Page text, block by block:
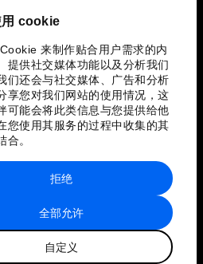
用 cookie
来制作贴合用户需求的内
提供社交媒体功能以及分析我们
们还会与社交媒体、广告和分析
享您对我们网站的使用情况，这
可能会将此类信息与您提供给他
您使用其服务的过程中收集的其
合。
全部允许
自定义
拒绝
站点地图
世界经济论坛